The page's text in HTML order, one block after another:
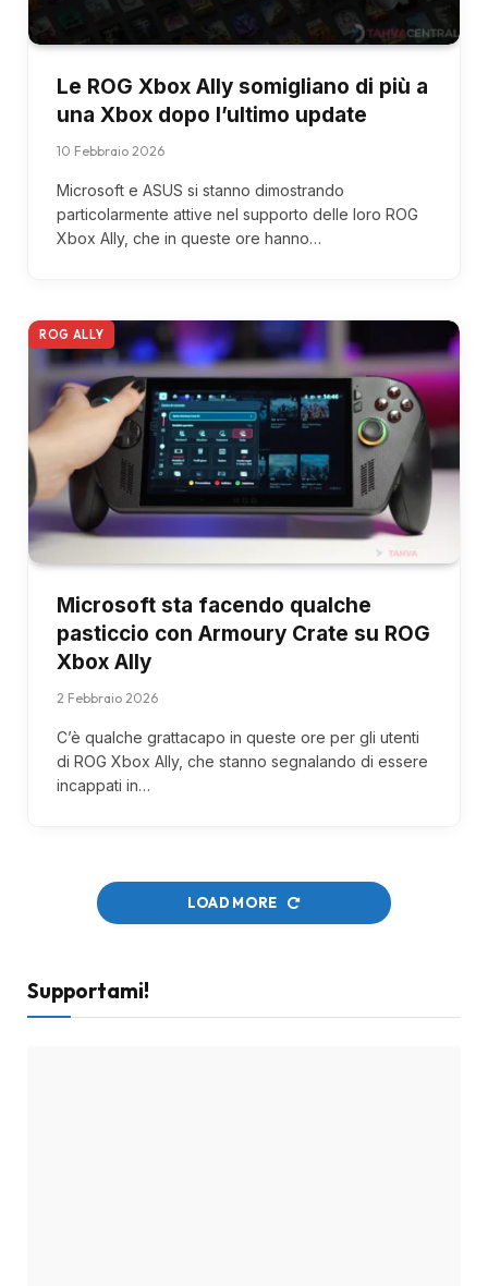
Le ROG Xbox Ally somigliano di più a
una Xbox dopo l’ultimo update
10 Febbraio 2026
Microsoft e ASUS si stanno dimostrando
particolarmente attive nel supporto delle loro ROG
Xbox Ally, che in queste ore hanno…
ROG ALLY
Microsoft sta facendo qualche
pasticcio con Armoury Crate su ROG
Xbox Ally
2 Febbraio 2026
C’è qualche grattacapo in queste ore per gli utenti
di ROG Xbox Ally, che stanno segnalando di essere
incappati in…
LOAD MORE
Supportami!